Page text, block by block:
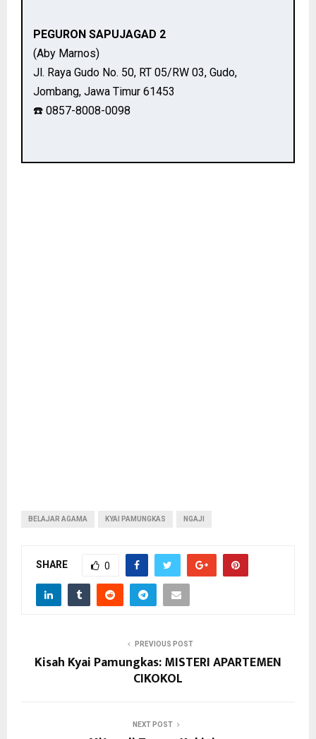
PEGURON SAPUJAGAD 2
(Aby Marnos)
Jl. Raya Gudo No. 50, RT 05/RW 03, Gudo,
Jombang, Jawa Timur 61453
☎️ 0857-8008-0098
BELAJAR AGAMA KYAI PAMUNGKAS NGAJI
SHARE 0
PREVIOUS POST
Kisah Kyai Pamungkas: MISTERI APARTEMEN
CIKOKOL
NEXT POST